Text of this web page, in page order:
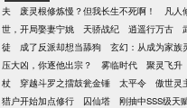
夫
废灵根修炼慢？但我长生不死啊！ 凡人
世，开局娶妻宁姚
天骄战纪 逍遥行万古
徒
成了反派却想当舔狗 玄幻：从成为家族
压大凶，你逐他出宗？
雾临时代 聚灵飞升
杖
穿越斗罗之擂鼓瓮金锤 太平令 傲世灵
猎户开始加点修行
囚仙塔 刚抽中SSS级天